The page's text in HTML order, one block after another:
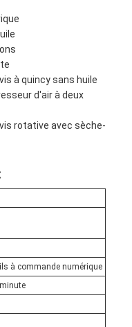
à quincy sans huile
d'air à deux
rotative avec sèche-
à commande numérique